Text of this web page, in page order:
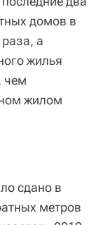
домов в
а
жилья
чем
жилом
сдано в
метров